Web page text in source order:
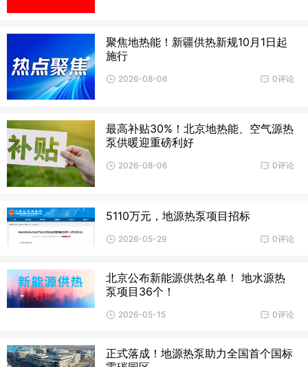
聚焦地热能！新疆供热新规10月1日起
施行
0评论
2026-08-06
最高补贴30%！北京地热能、空气源热
泵供暖迎重磅利好
0评论
2026-08-06
5110万元，地源热泵项目招标
0评论
2026-05-29
北京公布新能源供热名单！ 地水源热
泵项目36个！
0评论
2026-05-15
正式落成！地源热泵助力全国首个国标